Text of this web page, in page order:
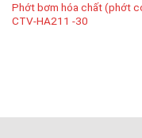
Phớt bơm hóa chất (phớt
CTV-HA211 -30